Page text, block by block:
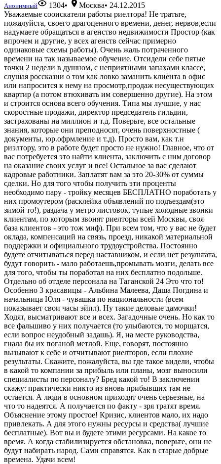
Анонимный 1304• Москва• 24.12.2015
Уважаемые сооискатели работы риелтора! Не тратьте,
пожалуйста, своего драгоценного времени, денег, нервов,если
надумаете обращаться в агенство недвижимости Простор (как
впрочем и другие, у всех агенств сейчас примерно
одинаковые схемы работы). Очень жаль потраченного
времени на так называемое обучение. Отсидели себе пятые
точки 2 недели в душном, с неприятными запахами классе,
слушая россказни о том как ловко заманить клиента в офис
или напросится к нему на просмотр,продаж несуществующих
квартир (а потом втюхивать им совершенно другие). На этом
и строится основа всего обучения. Типа мы лучшие, у нас
скоростные продажи, директор председатель гильдии,
застрахованы на миллион и т.д. Поверьте, все остальные
знания, которые они преподносят, очень поверхностные (
документы, юр.офрмление и т.д). Просто вам, как т.н
риэлтору, это в работе будет просто не нужно! Главное, что от
вас потребуется это найти клиента, заключить с ним договор
на оказание своих услуг и все! Остальное за вас сделают
кадровые работники. Заплатят вам за это 20-30% от суммы
сделки. Но для того чтобы получить эти проценты
необходимо пару - тройку месяцев БЕСПЛАТНО поработать у
них промоутером (расклейка объявлений по подъездам(это
зимой то!), раздача у метро листовок, тупые холодные звонки
клиентам, по которым звонят риелторы всей Москвы, своя
база клиентов - это тож миф). При всем том, что у вас не будет
оклада, компенсаций на связь, проезд, никакой материальной
поддержки и официального трудоустройства. Постоянно
будете отчитываться перед наставником, и если нет результата,
будут говорить - мало работаешь,промывать мозги, делать все
для того, чтобы ты поработал на них бесплатно подольше.
Отдельно об отделе персонала на Таганской 24 Это что то!
Особенно 3 красавицы - Альбина Малеева, Даша Погдина и
начальница Юля - чувашка по национальности (всем
показывает свои часы эйпл). Ну такие деловые дамочки!
Ходят, высматривают все и всех. Загадочные очень. Но как то
все фальшиво у них получается (то улыбаются, то морщатся,
если вопрос неудобный задашь). Я, на месте руководства,
гнала бы их поганой метлой. Еще, говорят, постоянно
вызывают к себе и отчитывают риелторов, если плохие
результаты. Скажите, пожалуйста, вы где такое видели, чтобы
в какой то компании за прибыль или планы, мозг выносили
специалисты по персоналу? Бред какой то! В заключении
скажу: практически никто из вновь прибывших там не
остается. А люди в основном приходят очень серьезные, на
что то надеятся. А получается по факту - зря тратят время.
Объяснение этому простое! Кризис, клиентов мало, их надо
привлекать. А для этого нужны ресурсы и средства( лучшие
бесплатные). Вот вы и будете этими ресурсами. На какое то
время. А когда стабилизируется обстановка, поверьте, они не
будут набирать народ. Сами справятся. Как в старые добрые
времена. Удачи всем!